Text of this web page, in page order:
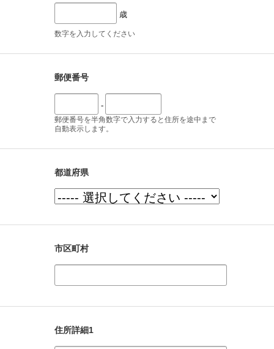
歳
数字を入力してください
郵便番号
-
郵便番号を半角数字で入力すると住所を途中まで
自動表示します。
都道府県
市区町村
住所詳細1